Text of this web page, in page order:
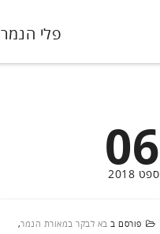
פלי הנמר
06
ספט 2018
פורסם ב בא לבקר במאורת הנמר,